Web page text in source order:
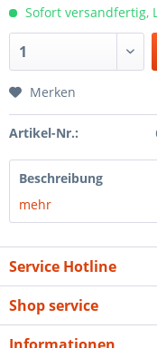
Sofort versandfertig,
Merken
Artikel-Nr.:
Beschreibung
mehr
Service Hotline
Shop service